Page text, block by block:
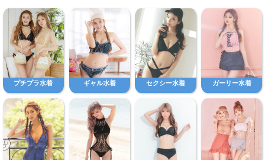
プチプラ水着 ギャル水着 セクシー水着 ガーリー水着